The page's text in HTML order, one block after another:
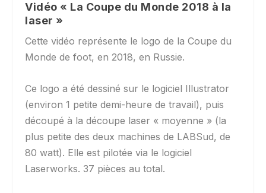
Vidéo « La Coupe du Monde 2018 à la
laser »
Cette vidéo représente le logo de la Coupe du
Monde de foot, en 2018, en Russie.
Ce logo a été dessiné sur le logiciel Illustrator
(environ 1 petite demi-heure de travail), puis
découpé à la découpe laser « moyenne » (la
plus petite des deux machines de LABSud, de
80 watt). Elle est pilotée via le logiciel
Laserworks. 37 pièces au total.